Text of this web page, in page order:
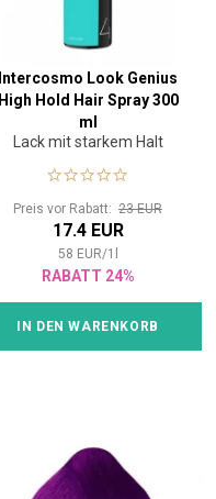
Intercosmo Look Genius
High Hold Hair Spray 300
ml
Lack mit starkem Halt
Preis vor Rabatt: 23 EUR
17.4 EUR
58 EUR/1
RABATT 24%
IN DEN WARENKORB